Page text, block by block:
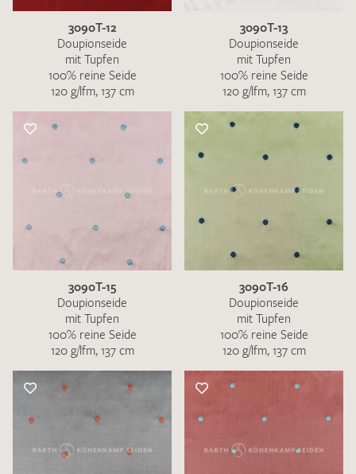
3090T-12
Doupionseide
mit Tupfen
100% reine Seide
120 g/lfm, 137 cm
3090T-13
Doupionseide
mit Tupfen
100% reine Seide
120 g/lfm, 137 cm
3090T-15
Doupionseide
mit Tupfen
100% reine Seide
120 g/lfm, 137 cm
3090T-16
Doupionseide
mit Tupfen
100% reine Seide
120 g/lfm, 137 cm